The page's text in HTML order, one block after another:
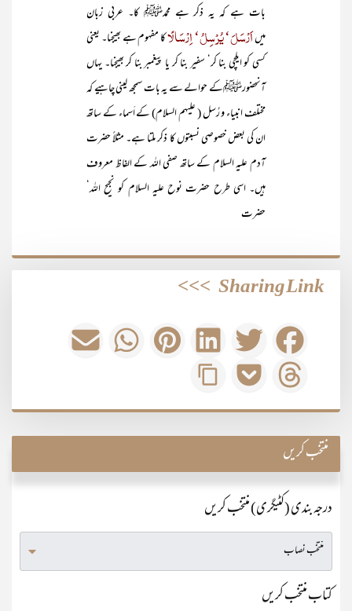
بات ہے کہ یہ ذکر ہے محمدﷺ کا۔ عربی زبان
میںاَرْسَلَ‘ یُرْسِلُ‘ اِرْسَالًاکا مفہوم ہے بھیجنا۔ یعنی
کسی کو ایلچی بنا کر‘ سفیر بنا کر یا پیغمبر بنا کر بھیجنا۔ یہاں
آنحضورﷺکے حوالے سے یہ بات سمجھ لینی چاہیے کہ
مختلف انبیاء و رُسل ( علیہم السلام) کے اَسماء کے ساتھ
ان کی بعض خصوصی نسبتوں کا ذکر ملتا ہے۔ مثلاً حضرت
آدم علیہ السلام کے ساتھ صفی اللہ کے الفاظ معروف
ہیں۔ اسی طرح حضرت نوح علیہ السلام کو نجیح اللہ‘
حضرت
Sharing Link
>>>
منتخب کریں
درجہ بندی (کٹیگری) منتخب کریں
کتاب منتخب کریں